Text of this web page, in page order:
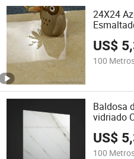
24X24
US$
100
Baldosa
vidriado
US$
100